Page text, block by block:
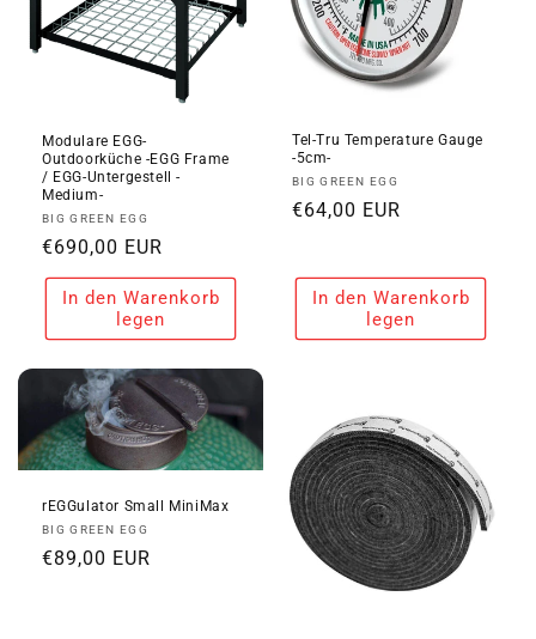
Modulare EGG-
Outdoorküche -EGG Frame
/ EGG-Untergestell -
Medium-
Anbieter:
BIG GREEN EGG
Normaler
Preis
€690,00 EUR
In den Warenkorb
legen
Tel-Tru Temperature Gauge
-5cm-
Anbieter:
BIG GREEN EGG
Normaler
€64,00 EUR
In den Warenkorb
legen
rEGGulator Small MiniMax
Anbieter:
BIG GREEN EGG
Normaler
€89,00 EUR